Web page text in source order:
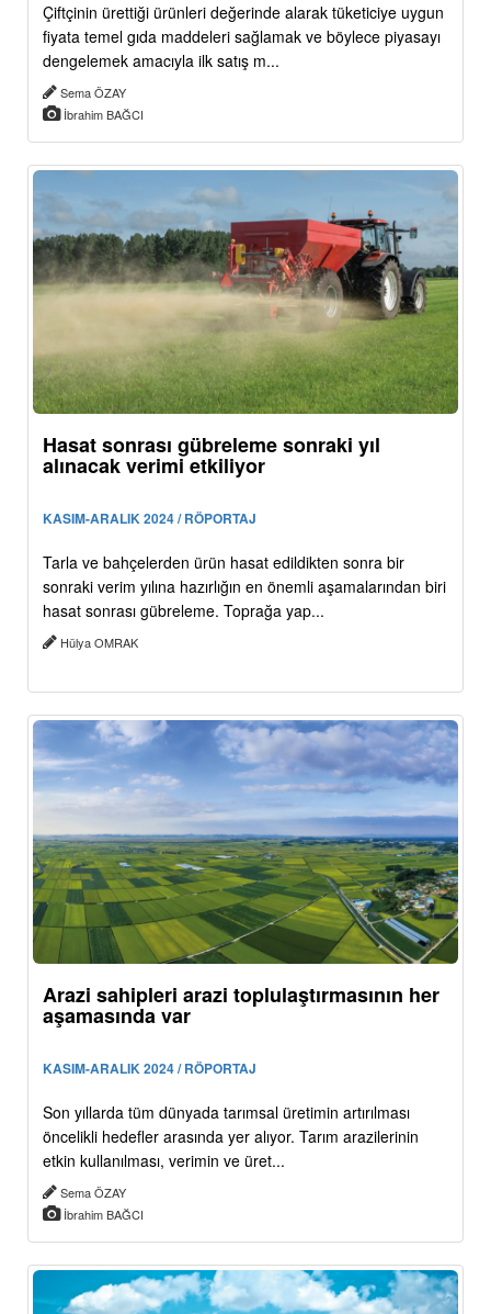
Çiftçinin ürettiği ürünleri değerinde alarak tüketiciye uygun
fiyata temel gıda maddeleri sağlamak ve böylece piyasayı
dengelemek amacıyla ilk satış m...
Sema ÖZAY
İbrahim BAĞCI
Hasat sonrası gübreleme sonraki yıl
alınacak verimi etkiliyor
KASIM-ARALIK 2024 / RÖPORTAJ
Tarla ve bahçelerden ürün hasat edildikten sonra bir
sonraki verim yılına hazırlığın en önemli aşamalarından biri
hasat sonrası gübreleme. Toprağa yap...
Hülya OMRAK
Arazi sahipleri arazi toplulaştırmasının her
aşamasında var
KASIM-ARALIK 2024 / RÖPORTAJ
Son yıllarda tüm dünyada tarımsal üretimin artırılması
öncelikli hedefler arasında yer alıyor. Tarım arazilerinin
etkin kullanılması, verimin ve üret...
Sema ÖZAY
İbrahim BAĞCI